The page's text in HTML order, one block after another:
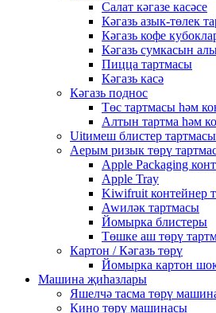
Салат кәгазе касәсе
Кәгазь азык-төлек
Кәгазь кофе
Кәгазь сумкасын
Пицца тартмасы
Кәгазь касә
Кәгазь поднос
Төс тартмасы һәм
Алтын тартма һәм
Uitимеш блистер
Аерым ризык төрү
Apple Packaging
Apple Tray
Kiwifruit контейнер
Awиләк тартмасы
Йомырка блистеры
Төшке аш төрү
Картон / Кәгазь төрү
Йомырка картон
Машина җиһазлары
Яшелчә тасма төрү
Кино төрү машинасы